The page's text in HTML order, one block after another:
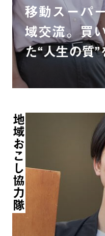
移動スーパ
域交流。買
た“人生の質”
地域おこし協力隊